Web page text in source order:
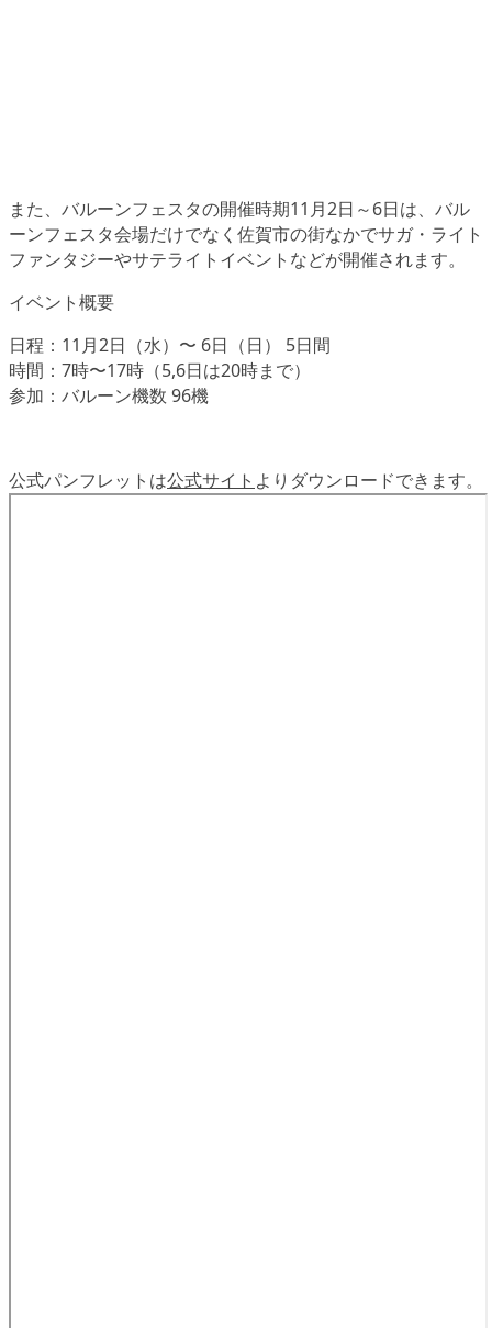
また、バルーンフェスタの開催時期11月2日～6日は、バル
ーンフェスタ会場だけでなく佐賀市の街なかでサガ・ライト
ファンタジーやサテライトイベントなどが開催されます。
イベント概要
日程：11月2日（水）〜 6日（日） 5日間
時間：7時〜17時（5,6日は20時まで）
参加：バルーン機数 96機
公式パンフレットは公式サイト よりダウンロードできます。